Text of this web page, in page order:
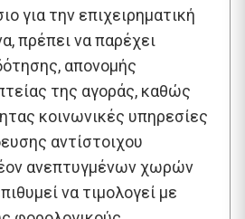
για την επιχειρηματική
πρέπει να παρέχει
απονομής
της αγοράς, καθώς
κοινωνικές υπηρεσίες
αντίστοιχου
ανεπτυγμένων χωρών
να τιμολογεί με